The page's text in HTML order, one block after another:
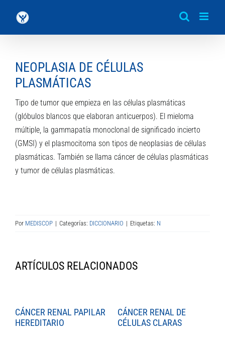
contenido
NEOPLASIA DE CÉLULAS
PLASMÁTICAS
Tipo de tumor que empieza en las células plasmáticas
(glóbulos blancos que elaboran anticuerpos). El mieloma
múltiple, la gammapatía monoclonal de significado incierto
(GMSI) y el plasmocitoma son tipos de neoplasias de células
plasmáticas. También se llama cáncer de células plasmáticas
y tumor de células plasmáticas.
Por MEDISCOP | Categorías: DICCIONARIO | Etiquetas: N
ARTÍCULOS RELACIONADOS
CÁNCER RENAL PAPILAR
HEREDITARIO
CÁNCER RENAL DE
CÉLULAS CLARAS